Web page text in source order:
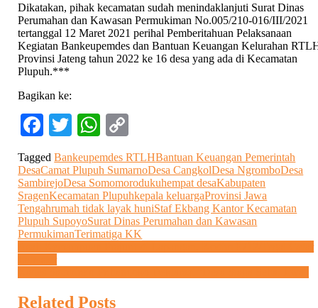
Dikatakan, pihak kecamatan sudah menindaklanjuti Surat Dinas
Perumahan dan Kawasan Permukiman No.005/210-016/III/2021
tertanggal 12 Maret 2021 perihal Pemberitahuan Pelaksanaan
Kegiatan Bankeupemdes dan Bantuan Keuangan Kelurahan
Provinsi Jateng tahun 2022 ke 16 desa yang ada di Kecamatan
Plupuh.***
Bagikan ke:
Facebook
TwitterWhatsApp
Link
TaggedBankeupemdes RTLHBantuan Keuangan Pemerintah
DesaCamat Plupuh SumarnoDesa CangkolDesa NgromboDesa
SambirejoDesa Somomorodukuhempat desaKabupaten
SragenKecamatan Plupuhkepala keluargaProvinsi Jawa
Tengahrumah tidak layak huniStaf Ekbang Kantor Kecamatan
Plupuh SupoyoSurat Dinas Perumahan dan Kawasan
PermukimanTerimatiga KK
Navigasi
pos
Asah Kemampuan Prajurit di Lapangan, Kodim 0712/Tegal Gelar
Latnister
Related Posts